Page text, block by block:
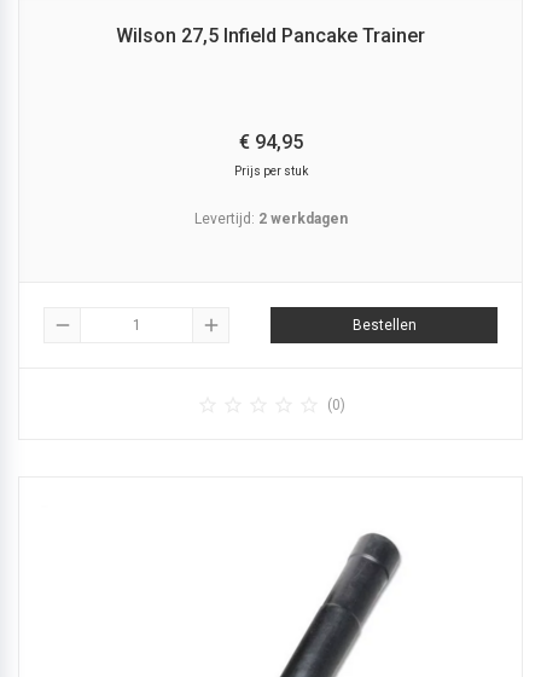
Wilson 27,5 Infield Pancake Trainer
€ 94,95
Prijs per stuk
Levertijd: 2 werkdagen
remove add Bestellen
(0)